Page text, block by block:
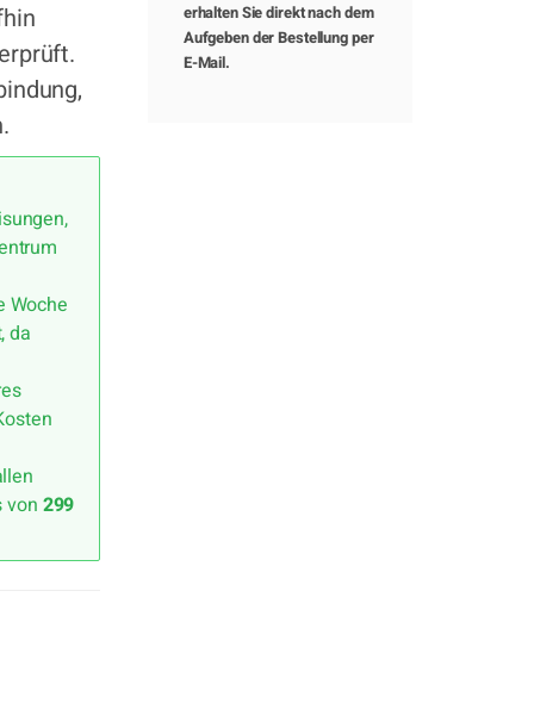
Woche
da
von 299
erhalten Sie direkt nach dem
Aufgeben der Bestellung per
E-Mail.